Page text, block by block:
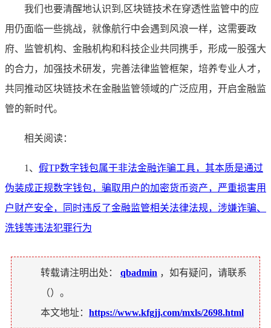
我们也要清醒地认识到,区块链技术在穿透性监管中的应
用仍面临一些挑战，就像航行中会遇到风浪一样，这需要政
府、监管机构、金融机构和科技企业共同携手，形成一股强大
的合力，加强技术研发，完善法律监管框架，培养专业人才，
共同推动区块链技术在金融监管领域的广泛应用，开启金融监
管的新时代。
相关阅读：
1、 假TP数字钱包属于非法金融诈骗工具，其本质是通过
伪装成正规数字钱包，骗取用户的加密货币资产，严重损害用
户财产安全，同时违反了金融监管相关法律法规，涉嫌诈骗、
洗钱等违法犯罪行为
转载请注明出处： qbadmin ，如有疑问，请联系
（ ）。
本文地址： https://www.kfgjj.com/mxls/2698.html